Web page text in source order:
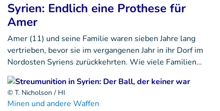
Syrien: Endlich eine Prothese für
Amer
Amer (11) und seine Familie waren sieben Jahre lang
vertrieben, bevor sie im vergangenen Jahr in ihr Dorf im
Nordosten Syriens zurückkehrten. Wie viele Familien…
© T. Nicholson / HI
Minen und andere Waffen